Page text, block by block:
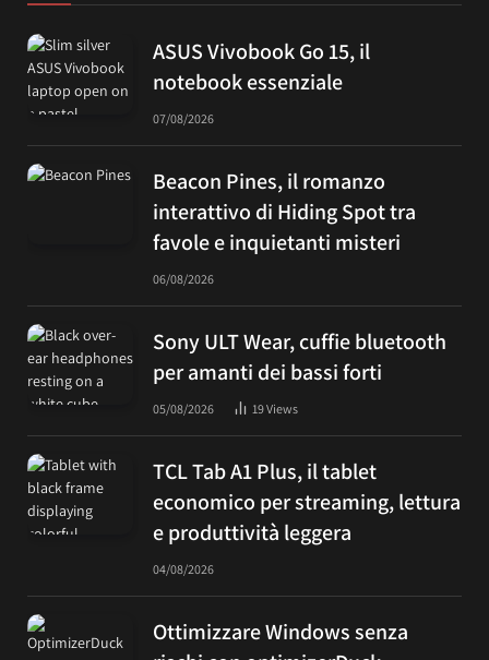
ASUS Vivobook Go 15, il
notebook essenziale
07/08/2026
Beacon Pines, il romanzo
interattivo di Hiding Spot tra
favole e inquietanti misteri
06/08/2026
Sony ULT Wear, cuffie bluetooth
per amanti dei bassi forti
05/08/2026 19Views
TCL Tab A1 Plus, il tablet
economico per streaming, lettura
e produttività leggera
04/08/2026
Ottimizzare Windows senza